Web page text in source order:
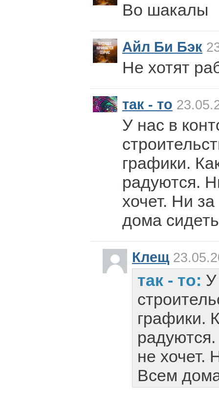
Во шакалы
Айл Би Бэк
Не хотят
так - то
У нас в
графики.
радуются.
хочет. Ни
дома
Клещ
так - то: У
графики.
не хочет.
Всем